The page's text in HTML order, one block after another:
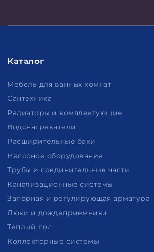
Каталог
Мебель для ванных комнат
Сантехника
Радиаторы и комплектующие
Водонагреватели
Расширительные баки
Насосное оборудование
Трубы и соединительные части
Канализационные системы
Запорная и регулирующая арматура
Люки и дождеприемники
Теплый пол
Коллекторные системы